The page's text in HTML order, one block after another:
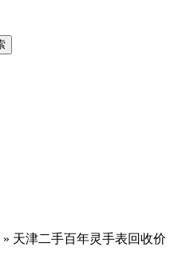
» 天津二手百年灵手表回收价